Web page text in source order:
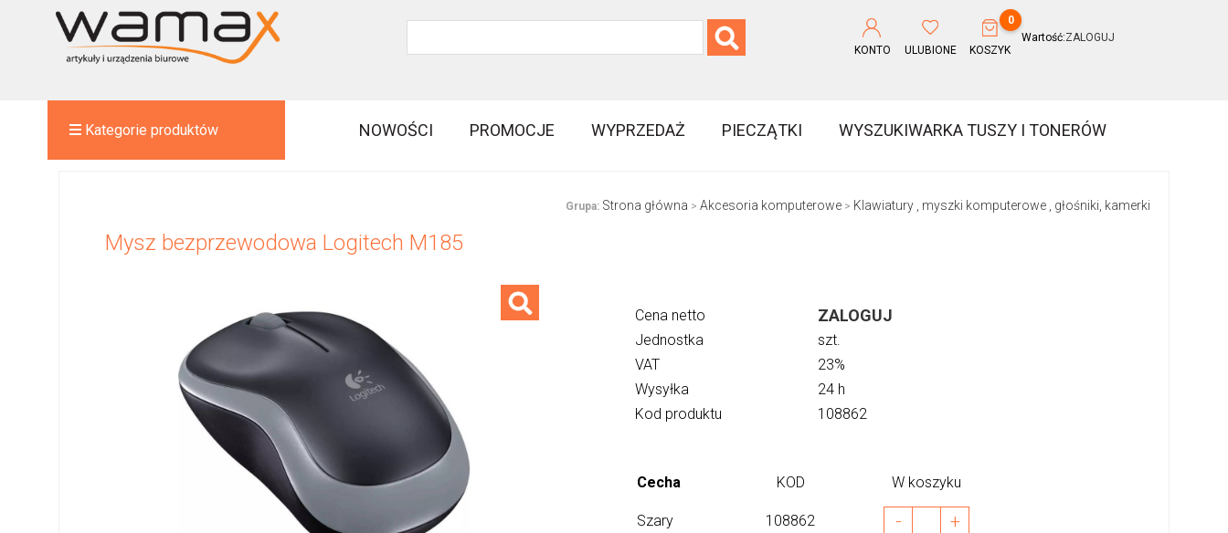
KONTO ULUBIONE
0
KOSZYK
Wartość:ZALOGUJ
Kategorie produktów NOWOŚCI PROMOCJE WYPRZEDAŻ PIECZĄTKI WYSZUKIWARKA TUSZY I TONERÓW
Grupa: Strona główna > Akcesoria komputerowe> Klawiatury , myszki komputerowe , głośniki, kamerki
Mysz bezprzewodowa Logitech M185
Cena netto ZALOGUJ
Jednostka
szt.
VAT
23%
Wysyłka
24 h
Kod produktu
108862
Cecha KOD W koszyku
Szary 108862 - +